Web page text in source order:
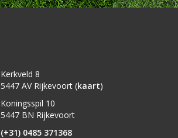
Kerkveld 8
5447 AV Rijkevoort (kaart)
Koningsspil 10
5447 BN Rijkevoort
(+31) 0485 371368